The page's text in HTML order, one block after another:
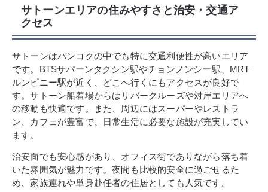
サトーンエリアの住みやすさと治安・交通ア
クセス
サトーンはバンコクの中でも特に交通利便性が高いエリア
です。BTSサパーンタクシン駅やチョンノンシー駅、MRT
ルンピニー駅が近く、どこへ行くにもアクセスが良好で
す。サトーン船着場からはリバークルーズや対岸エリアへ
の移動も快適です。また、周辺にはスーパーやレストラ
ン、カフェが豊富で、日常生活に必要な施設が充実してい
ます。
治安面でも安心感があり、オフィス街でありながら落ち着
いた雰囲気が魅力です。夜間も比較的安全に過ごせるた
め、家族連れや単身赴任者の住居としても人気です。